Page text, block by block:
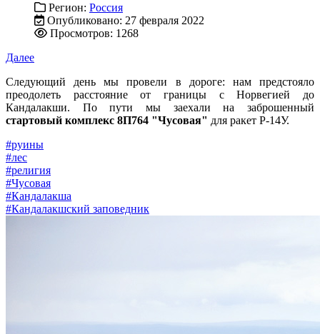
Регион: Россия
Опубликовано: 27 февраля 2022
Просмотров: 1268
Далее
Следующий день мы провели в дороге: нам предстояло
преодолеть расстояние от границы с Норвегией до
Кандалакши. По пути мы заехали на заброшенный
стартовый комплекс 8П764 "Чусовая" для ракет Р-14У.
#руины
#лес
#религия
#Чусовая
#Кандалакша
#Кандалакшский заповедник